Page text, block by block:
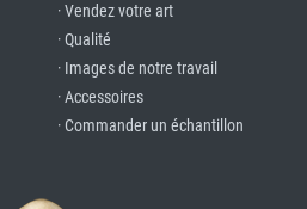
· Vendez votre art
· Qualité
· Images de notre travail
· Accessoires
· Commander un échantillon